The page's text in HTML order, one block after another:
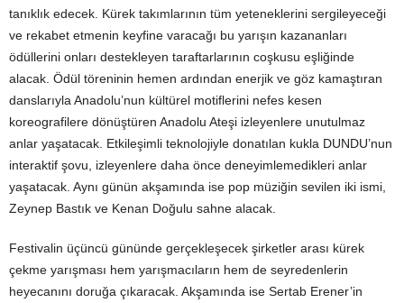
tanıklık edecek. Kürek takımlarının tüm yeteneklerini sergileyeceği
ve rekabet etmenin keyfine varacağı bu yarışın kazananları
ödüllerini onları destekleyen taraftarlarının coşkusu eşliğinde
alacak. Ödül töreninin hemen ardından enerjik ve göz kamaştıran
danslarıyla Anadolu’nun kültürel motiflerini nefes kesen
koreografilere dönüştüren Anadolu Ateşi izleyenlere unutulmaz
anlar yaşatacak. Etkileşimli teknolojiyle donatılan kukla DUNDU’nun
interaktif şovu, izleyenlere daha önce deneyimlemedikleri anlar
yaşatacak. Aynı günün akşamında ise pop müziğin sevilen iki ismi,
Zeynep Bastık ve Kenan Doğulu sahne alacak.
Festivalin üçüncü gününde gerçekleşecek şirketler arası kürek
çekme yarışması hem yarışmacıların hem de seyredenlerin
heyecanını doruğa çıkaracak. Akşamında ise Sertab Erener’in